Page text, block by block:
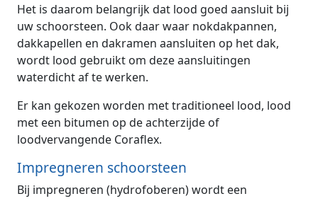
Het is daarom belangrijk dat lood goed aansluit bij
uw schoorsteen. Ook daar waar nokdakpannen,
dakkapellen en dakramen aansluiten op het dak,
wordt lood gebruikt om deze aansluitingen
waterdicht af te werken.
Er kan gekozen worden met traditioneel lood, lood
met een bitumen op de achterzijde of
loodvervangende Coraflex.
Impregneren schoorsteen
Bij impregneren (hydrofoberen) wordt een